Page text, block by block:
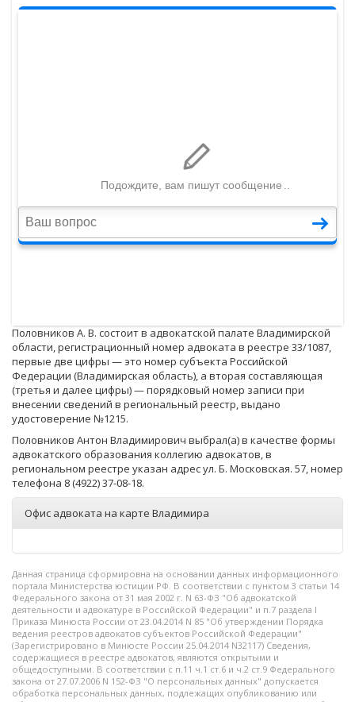
Половников А. В. состоит в адвокатской палате Владимирской
области, регистрационный номер адвоката в реестре 33/1087,
первые две цифры — это номер субъекта Российской
Федерации (Владимирская область), а вторая составляющая
(третья и далее цифры) — порядковый номер записи при
внесении сведений в региональный реестр, выдано
удостоверение №1215.
Половников Антон Владимирович выбрал(а) в качестве формы
адвокатского образования коллегию адвокатов, в
региональном реестре указан адрес ул. Б. Московская. 57, номер
телефона 8 (4922) 37-08-18.
Офис адвоката на карте Владимира
Данная страница сформировна на основании данных информационного
портала Министерства юстиции РФ. В соответствии с пунктом 3 статьи 14
Федерального закона от 31 мая 2002 г. N 63-ФЗ "Об адвокатской
деятельности и адвокатуре в Российской Федерации" и п.7 раздела I
Приказа Минюста России от 23.04.2014 N 85 "Об утверждении Порядка
ведения реестров адвокатов субъектов Российской Федерации"
(Зарегистрировано в Минюсте России 25.04.2014 N32117) Сведения,
содержащиеся в реестре адвокатов, являются открытыми и
общедоступными. В соответствии с п.11 ч.1 ст.6 и ч.2 ст.9 Федерального
закона от 27.07.2006 N 152-ФЗ "О персональных данных" допускается
обработка персональных данных, подлежащих опубликованию или